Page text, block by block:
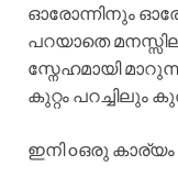
ഓരോന്നിനും
പറയാതെ
സ്നേഹമായി
കുറ്റം പറച്ചിലും
ഇനി oഒരു